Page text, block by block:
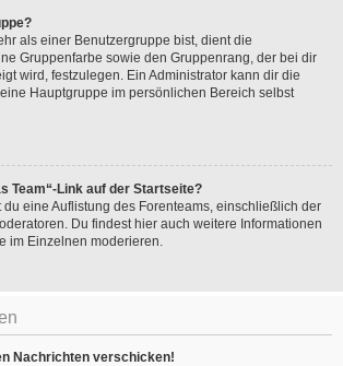
als einer Benutzergruppe bist, dient die
Gruppenfarbe sowie den Gruppenrang, der bei dir
wird, festzulegen. Ein Administrator kann dir die
Hauptgruppe im persönlichen Bereich selbst
Team“-Link auf der Startseite?
eine Auflistung des Forenteams, einschließlich der
Du findest hier auch weitere Informationen
im Einzelnen moderieren.
Nachrichten verschicken!